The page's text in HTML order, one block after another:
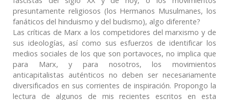
presuntamente religiosos (los Hermanos Musulmanes, los
fanáticos del hinduismo y del budismo), algo diferente?
Las críticas de Marx a los competidores del marxismo y de
sus ideologías, así como sus esfuerzos de identificar los
medios sociales de los que son portavoces, no implica que
para Marx, y para nosotros, los movimientos
anticapitalistas auténticos no deben ser necesariamente
diversificados en sus corrientes de inspiración. Propongo la
lectura de algunos de mis recientes escritos en esta